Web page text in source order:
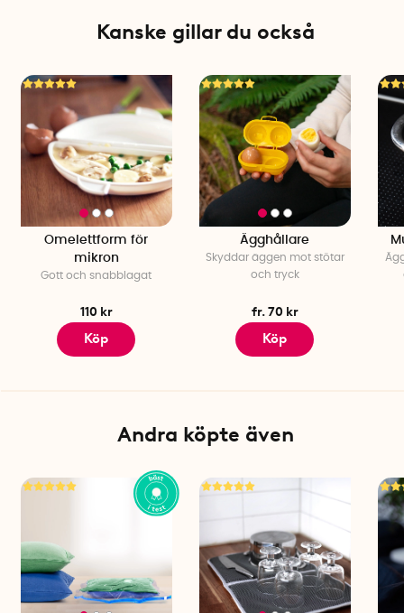
Kanske gillar du också
Omelettform för
mikron
Gott och snabblagat
110 kr
Köp
Ägghållare
Skyddar äggen mot stötar
och tryck
fr. 70 kr
Köp
Andra köpte även